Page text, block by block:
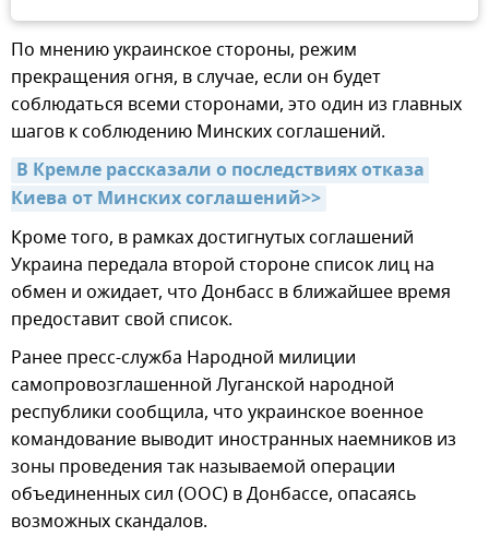
По мнению украинское стороны, режим
прекращения огня, в случае, если он будет
соблюдаться всеми сторонами, это один из главных
шагов к соблюдению Минских соглашений.
В Кремле рассказали о последствиях отказа
Киева от Минских соглашений>>
Кроме того, в рамках достигнутых соглашений
Украина передала второй стороне список лиц на
обмен и ожидает, что Донбасс в ближайшее время
предоставит свой список.
Ранее пресс-служба Народной милиции
самопровозглашенной Луганской народной
республики сообщила, что украинское военное
командование выводит иностранных наемников из
зоны проведения так называемой операции
объединенных сил (ООС) в Донбассе, опасаясь
возможных скандалов.